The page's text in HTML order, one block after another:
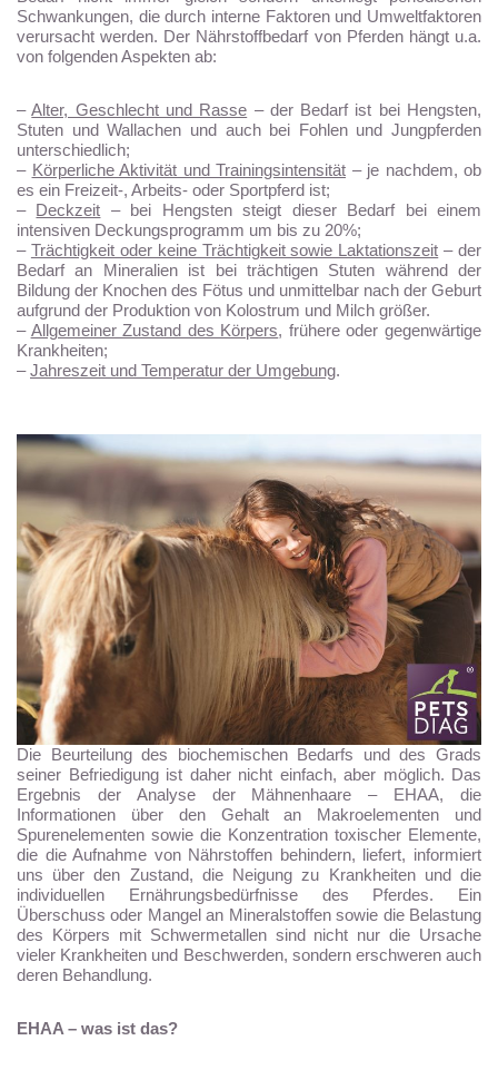
Schwankungen, die durch interne Faktoren und Umweltfaktoren
verursacht werden. Der Nährstoffbedarf von Pferden hängt u.a.
von folgenden Aspekten ab:
–Alter, Geschlecht und Rasse – der Bedarf ist bei Hengsten,
Stuten und Wallachen und auch bei Fohlen und Jungpferden
unterschiedlich;
– Körperliche Aktivität und Trainingsintensität – je nachdem, ob
es ein Freizeit-, Arbeits- oder Sportpferd ist;
– Deckzeit – bei Hengsten steigt dieser Bedarf bei einem
intensiven Deckungsprogramm um bis zu 20%;
– Trächtigkeit oder keine Trächtigkeit sowie Laktationszeit – der
Bedarf an Mineralien ist bei trächtigen Stuten während der
Bildung der Knochen des Fötus und unmittelbar nach der Geburt
aufgrund der Produktion von Kolostrum und Milch größer.
– Allgemeiner Zustand des Körpers, frühere oder gegenwärtige
Krankheiten;
–Jahreszeit und Temperatur der Umgebung.
Die Beurteilung des biochemischen Bedarfs und des Grads
seiner Befriedigung ist daher nicht einfach, aber möglich. Das
Ergebnis der Analyse der Mähnenhaare – EHAA, die
Informationen über den Gehalt an Makroelementen und
Spurenelementen sowie die Konzentration toxischer Elemente,
die die Aufnahme von Nährstoffen behindern, liefert, informiert
uns über den Zustand, die Neigung zu Krankheiten und die
individuellen Ernährungsbedürfnisse des Pferdes. Ein
Überschuss oder Mangel an Mineralstoffen sowie die Belastung
des Körpers mit Schwermetallen sind nicht nur die Ursache
vieler Krankheiten und Beschwerden, sondern erschweren auch
deren Behandlung.
EHAA – was ist das?